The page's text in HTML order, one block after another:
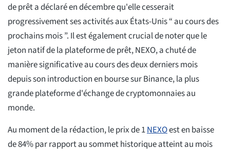
de prêt a déclaré en décembre qu'elle cesserait
progressivement ses activités aux États-Unis “ au cours des
prochains mois ”. Il est également crucial de noter que le
jeton natif de la plateforme de prêt, NEXO, a chuté de
manière significative au cours des deux derniers mois
depuis son introduction en bourse sur Binance, la plus
grande plateforme d'échange de cryptomonnaies au
monde.
Au moment de la rédaction, le prix de 1NEXOest en baisse
de 84% par rapport au sommet historique atteint au mois